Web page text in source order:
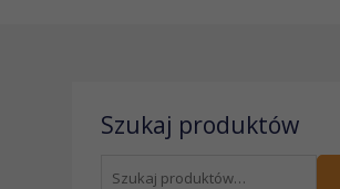
Szukaj produktów
z